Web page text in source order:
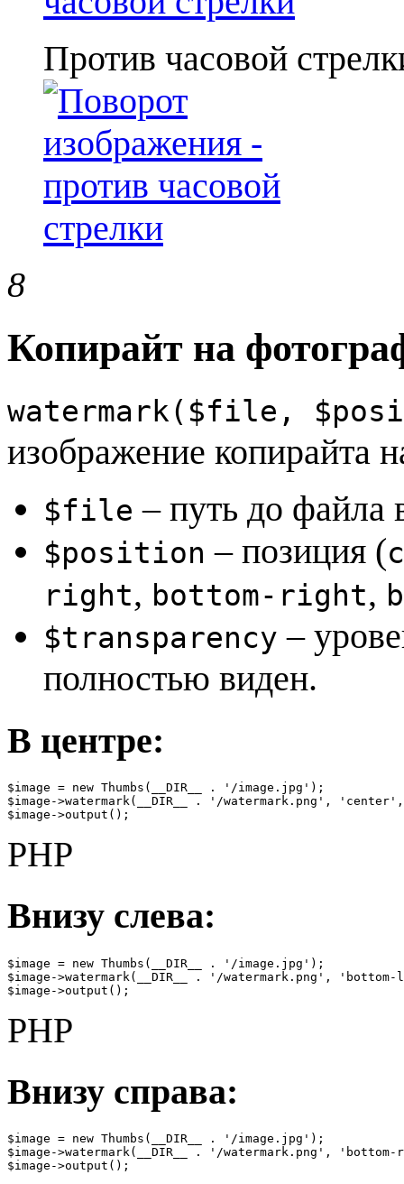
Против часовой
8
Копирайт на
watermark($file,
изображение копирайта
$file – путь до файла
$position – позиция (
right, bottom-right,
$transparency –
полностью виден.
В центре:
$image = new Thumbs(__DIR__ . '/image.jpg');
$image->watermark(__DIR__ . '/watermark.png',
$image->output();
PHP
Внизу слева:
$image = new Thumbs(__DIR__ . '/image.jpg');
$image->watermark(__DIR__ . '/watermark.png',
$image->output();
PHP
Внизу справа:
$image = new Thumbs(__DIR__ . '/image.jpg');
$image->watermark(__DIR__ . '/watermark.png',
$image->output();